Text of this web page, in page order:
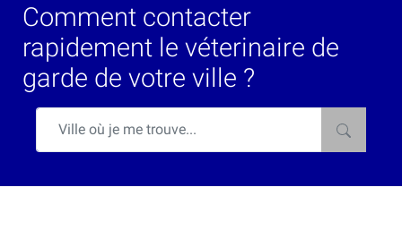
Comment contacter
rapidement le véterinaire de
garde de votre ville ?